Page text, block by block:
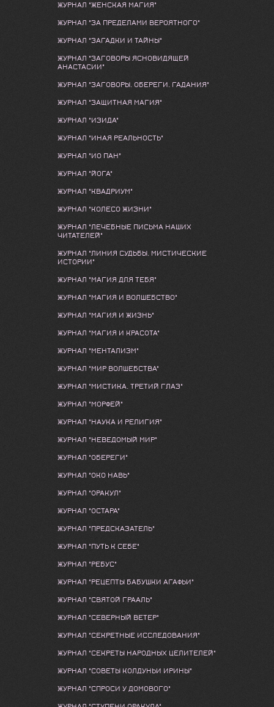
ЖУРНАЛ "ЖЕНСКАЯ МАГИЯ"
ЖУРНАЛ "ЗА ПРЕДЕЛАМИ ВЕРОЯТНОГО"
ЖУРНАЛ "ЗАГАДКИ И ТАЙНЫ"
ЖУРНАЛ "ЗАГОВОРЫ ЯСНОВИДЯЩЕЙ
АНАСТАСИИ"
ЖУРНАЛ "ЗАГОВОРЫ. ОБЕРЕГИ. ГАДАНИЯ"
ЖУРНАЛ "ЗАЩИТНАЯ МАГИЯ"
ЖУРНАЛ "ИЗИДА"
ЖУРНАЛ "ИНАЯ РЕАЛЬНОСТЬ"
ЖУРНАЛ "ИО ПАН"
ЖУРНАЛ "ЙОГА"
ЖУРНАЛ "КВАДРИУМ"
ЖУРНАЛ "КОЛЕСО ЖИЗНИ"
ЖУРНАЛ "ЛЕЧЕБНЫЕ ПИСЬМА НАШИХ
ЧИТАТЕЛЕЙ"
ЖУРНАЛ "ЛИНИЯ СУДЬБЫ. МИСТИЧЕСКИЕ
ИСТОРИИ"
ЖУРНАЛ "МАГИЯ ДЛЯ ТЕБЯ"
ЖУРНАЛ "МАГИЯ И ВОЛШЕБСТВО"
ЖУРНАЛ "МАГИЯ И ЖИЗНЬ"
ЖУРНАЛ "МАГИЯ И КРАСОТА"
ЖУРНАЛ "МЕНТАЛИЗМ"
ЖУРНАЛ "МИР ВОЛШЕБСТВА"
ЖУРНАЛ "МИСТИКА. ТРЕТИЙ ГЛАЗ"
ЖУРНАЛ "МОРФЕЙ"
ЖУРНАЛ "НАУКА И РЕЛИГИЯ"
ЖУРНАЛ "НЕВЕДОМЫЙ МИР"
ЖУРНАЛ "ОБЕРЕГИ"
ЖУРНАЛ "ОКО НАВЬ"
ЖУРНАЛ "ОРАКУЛ"
ЖУРНАЛ "ОСТАРА"
ЖУРНАЛ "ПРЕДСКАЗАТЕЛЬ"
ЖУРНАЛ "ПУТЬ К СЕБЕ"
ЖУРНАЛ "РЕБУС"
ЖУРНАЛ "РЕЦЕПТЫ БАБУШКИ АГАФЬИ"
ЖУРНАЛ "СВЯТОЙ ГРААЛЬ"
ЖУРНАЛ "СЕВЕРНЫЙ ВЕТЕР"
ЖУРНАЛ "СЕКРЕТНЫЕ ИССЛЕДОВАНИЯ"
ЖУРНАЛ "СЕКРЕТЫ НАРОДНЫХ ЦЕЛИТЕЛЕЙ"
ЖУРНАЛ "СОВЕТЫ КОЛДУНЬИ ИРИНЫ"
ЖУРНАЛ "СПРОСИ У ДОМОВОГО"